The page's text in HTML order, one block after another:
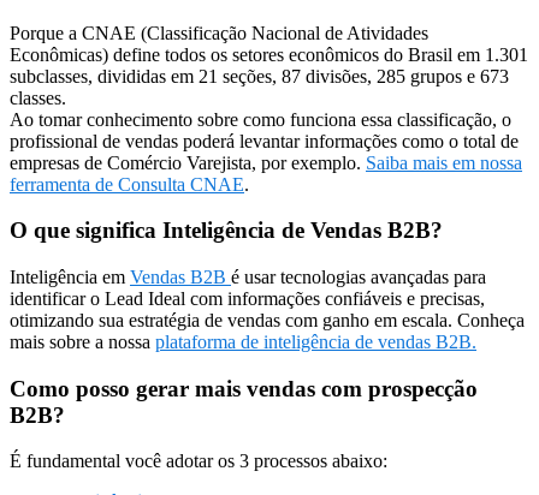
Porque a CNAE (Classificação Nacional de Atividades
Econômicas) define todos os setores econômicos do Brasil em 1.301
subclasses, divididas em 21 seções, 87 divisões, 285 grupos e 673
classes.
Ao tomar conhecimento sobre como funciona essa classificação, o
profissional de vendas poderá levantar informações como o total de
empresas de Comércio Varejista, por exemplo. Saiba mais em nossa
ferramenta de Consulta CNAE.
O que significa Inteligência de Vendas B2B?
Inteligência em Vendas B2B é usar tecnologias avançadas para
identificar o Lead Ideal com informações confiáveis e precisas,
otimizando sua estratégia de vendas com ganho em escala. Conheça
mais sobre a nossa plataforma de inteligência de vendas B2B.
Como posso gerar mais vendas com prospecção
B2B?
É fundamental você adotar os 3 processos abaixo: